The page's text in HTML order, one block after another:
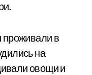
проживали в
на
овощи и